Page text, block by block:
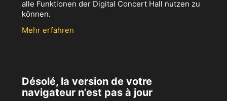
alle Funktionen der Digital Concert Hall nutzen zu
können.
Mehr erfahren
Désolé, la version de votre
navigateur n’est pas à jour